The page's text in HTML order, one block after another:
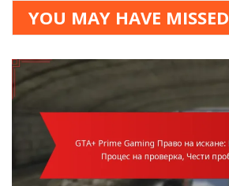
YOU MAY HAVE MISSED